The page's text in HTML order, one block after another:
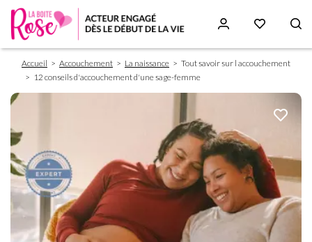
principal
Fil
d'Ariane
Accueil Accouchement La naissance
Tout savoir sur l accouchement
12 conseils d'accouchement d'une sage-femme